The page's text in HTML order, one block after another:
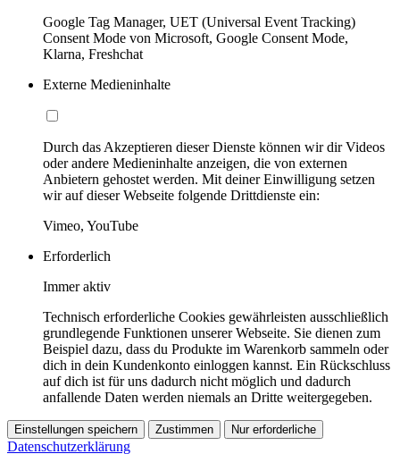
Google Tag Manager, UET (Universal Event Tracking)
Consent Mode von Microsoft, Google Consent Mode,
Klarna, Freshchat
Externe Medieninhalte
Durch das Akzeptieren dieser Dienste können wir dir Videos
oder andere Medieninhalte anzeigen, die von externen
Anbietern gehostet werden. Mit deiner Einwilligung setzen
wir auf dieser Webseite folgende Drittdienste ein:
Vimeo, YouTube
Erforderlich
Immer aktiv
Technisch erforderliche Cookies gewährleisten ausschließlich
grundlegende Funktionen unserer Webseite. Sie dienen zum
Beispiel dazu, dass du Produkte im Warenkorb sammeln oder
dich in dein Kundenkonto einloggen kannst. Ein Rückschluss
auf dich ist für uns dadurch nicht möglich und dadurch
anfallende Daten werden niemals an Dritte weitergegeben.
Einstellungen speichern Zustimmen Nur erforderliche
Datenschutzerklärung